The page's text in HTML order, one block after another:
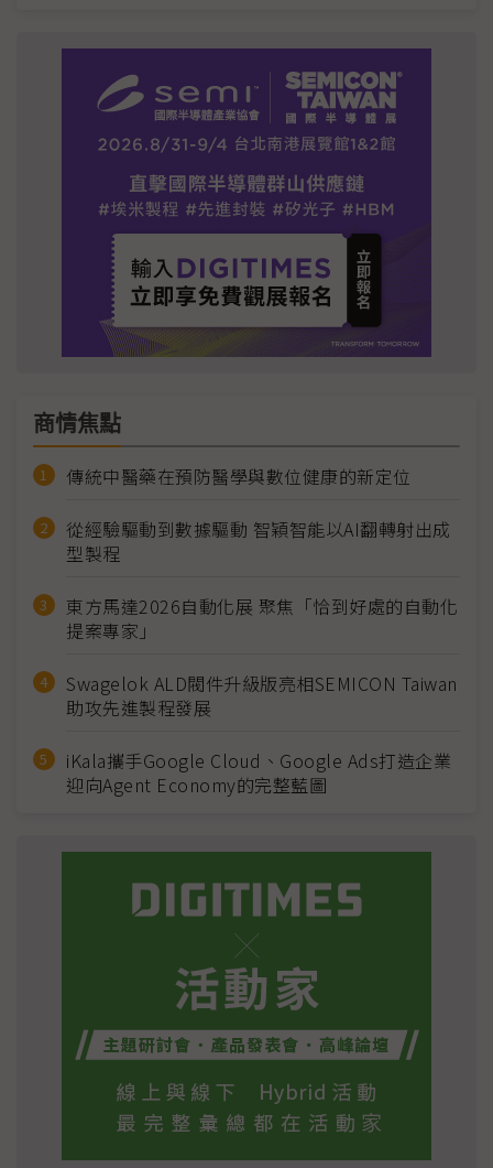
商情焦點
傳統中醫藥在預防醫學與數位健康的新定位
從經驗驅動到數據驅動 智穎智能以AI翻轉射出成
型製程
東方馬達2026自動化展 聚焦「恰到好處的自動化
提案專家」
Swagelok ALD閥件升級版亮相SEMICON Taiwan
助攻先進製程發展
iKala攜手Google Cloud、Google Ads打造企業
迎向Agent Economy的完整藍圖